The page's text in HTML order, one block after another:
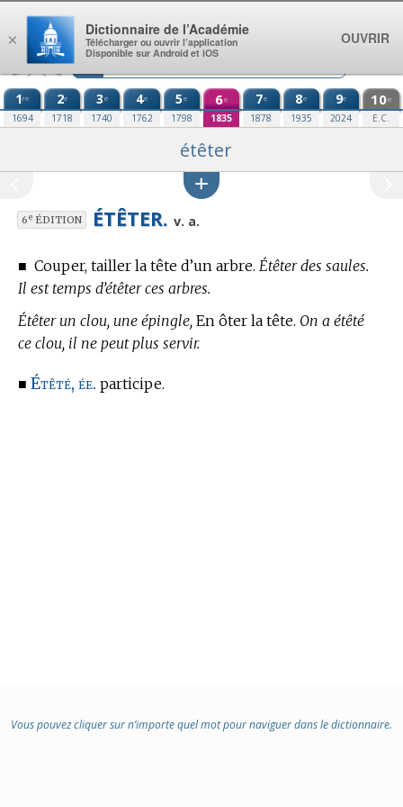
Aller au contenu
1re
1694
2e
1718
3e
1740
4e
1762
5e
1798
6e
1835
7e
1878
8e
1935
9e
2024
10e
E.C.
étêter
6eÉDITION ÉTÊTER. v. a.
■ Couper, tailler la tête d’un arbre. Étêter des saules.
Il est temps d’étêter ces arbres.
Étêter un clou, une épingle, En ôter la tête. On a étêté
ce clou, il ne peut plus servir.
■ Étêté, ée. participe.
Vous pouvez cliquer sur n’importe quel mot pour naviguer dans le dictionnaire.
×
Dictionnaire de l’Académie
Télécharger ou ouvrir l’application
Disponible sur Android et iOS
OUVRIR